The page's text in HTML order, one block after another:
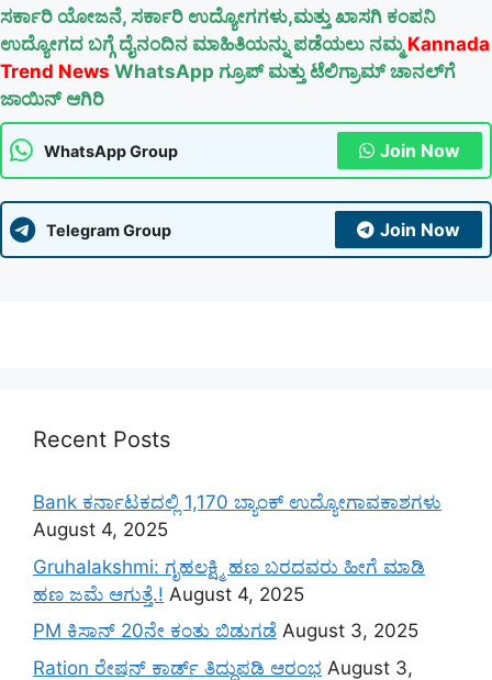
ಸರ್ಕಾರಿ ಯೋಜನೆ, ಸರ್ಕಾರಿ ಉದ್ಯೋಗಗಳು,ಮತ್ತು ಖಾಸಗಿ ಕಂಪನಿ
ಉದ್ಯೋಗದ ಬಗ್ಗೆ ದೈನಂದಿನ ಮಾಹಿತಿಯನ್ನು ಪಡೆಯಲು ನಮ್ಮKannada
Trend News WhatsApp ಗ್ರೂಪ್ ಮತ್ತು ಟೆಲಿಗ್ರಾಮ್ ಚಾನಲ್‌ಗೆ
ಜಾಯಿನ್ ಆಗಿರಿ
WhatsApp Group Join Now
Telegram Group Join Now
Recent Posts
Bank ಕರ್ನಾಟಕದಲ್ಲಿ 1,170 ಬ್ಯಾಂಕ್ ಉದ್ಯೋಗಾವಕಾಶಗಳು
August 4, 2025
Gruhalakshmi: ಗೃಹಲಕ್ಷ್ಮಿ ಹಣ ಬರದವರು ಹೀಗೆ ಮಾಡಿ
ಹಣ ಜಮೆ‌ ಆಗುತ್ತೆ.! August 4, 2025
PM ಕಿಸಾನ್ 20ನೇ ಕಂತು ಬಿಡುಗಡೆ August 3, 2025
Ration ರೇಷನ್ ಕಾರ್ಡ್ ತಿದ್ದುಪಡಿ ಆರಂಭ August 3,